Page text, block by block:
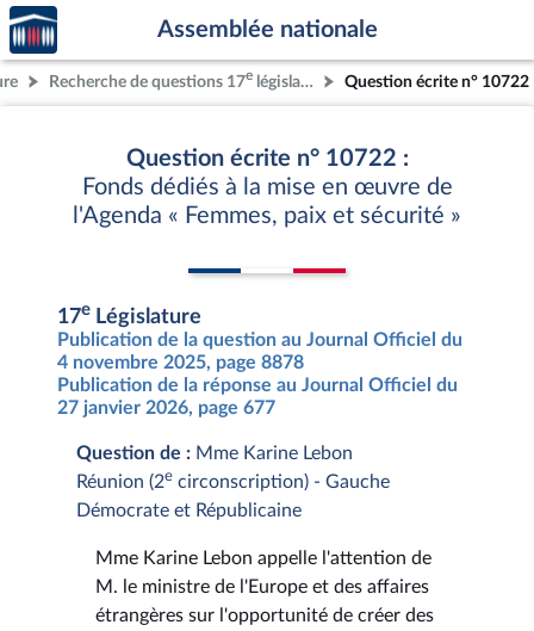
Aller au contenu
Aller en bas de la page
Accèder
à la
page
d'accueil
Assemblée nationale
Recherche de questions 17e législature Question écrite n° 10722
Question écrite n° 10722 :
Fonds dédiés à la mise en œuvre de
l'Agenda « Femmes, paix et sécurité »
17e Législature
Publication de la question au Journal Officiel du
4 novembre 2025, page 8878
Publication de la réponse au Journal Officiel du
27 janvier 2026, page 677
Question de : Mme Karine Lebon
Réunion (2e circonscription) - Gauche
Démocrate et Républicaine
Mme Karine Lebon appelle l'attention de
M. le ministre de l'Europe et des affaires
étrangères sur l'opportunité de créer des